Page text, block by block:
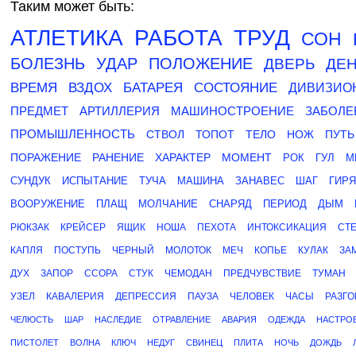
Таким может быть:
АТЛЕТИКА РАБОТА ТРУД СОН
БОЛЕЗНЬ УДАР ПОЛОЖЕНИЕ ДВЕРЬ
ВРЕМЯ ВЗДОХ БАТАРЕЯ СОСТОЯНИЕ
ПРЕДМЕТ
АРТИЛЛЕРИЯ МАШИНОСТРОЕНИЕ
ПРОМЫШЛЕННОСТЬ
СТВОЛ ТОПОТ ТЕЛО НОЖ
ПУТЬ
ПОРАЖЕНИЕ
РАНЕНИЕ ХАРАКТЕР МОМЕНТ РОК ГУЛ
СУНДУК
ИСПЫТАНИЕ ТУЧА МАШИНА ЗАНАВЕС ШАГ
ГИРЯ
ВООРУЖЕНИЕ
ПЛАЩ МОЛЧАНИЕ СНАРЯД ПЕРИОД ДЫМ
РЮКЗАК КРЕЙСЕР ЯЩИК НОША ПЕХОТА ИНТОКСИКАЦИЯ
КАПЛЯ ПОСТУПЬ ЧЕРНЫЙ МОЛОТОК МЕЧ КОПЬЕ КУЛАК
ДУХ ЗАПОР ССОРА СТУК ЧЕМОДАН ПРЕДЧУВСТВИЕ ТУМАН
УЗЕЛ КАВАЛЕРИЯ ДЕПРЕССИЯ ПАУЗА ЧЕЛОВЕК ЧАСЫ
ЧЕЛЮСТЬ ШАР НАСЛЕДИЕ ОТРАВЛЕНИЕ АВАРИЯ ОДЕЖДА
ПИСТОЛЕТ ВОЛНА КЛЮЧ НЕДУГ СВИНЕЦ ПЛИТА НОЧЬ ДОЖДЬ